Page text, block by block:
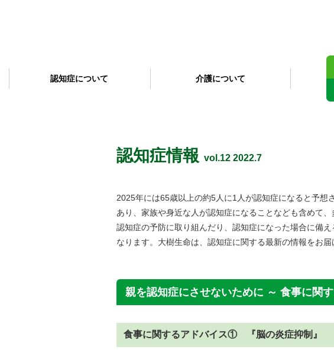
認知症について 介護について
認知症情報 vol.12 2022.7
2025年には65歳以上の約5人に1人が認知症になると予想
あり、家族や身近な人が認知症になることなども含めて
認知症の予防に取り組んだり、認知症になった場合に備
なります。大樹生命は、認知症に関する最新の情報をお届
親を認知症にさせないために ～ 食事に関
食事に関するアドバイス① 『脳の炎症抑制』